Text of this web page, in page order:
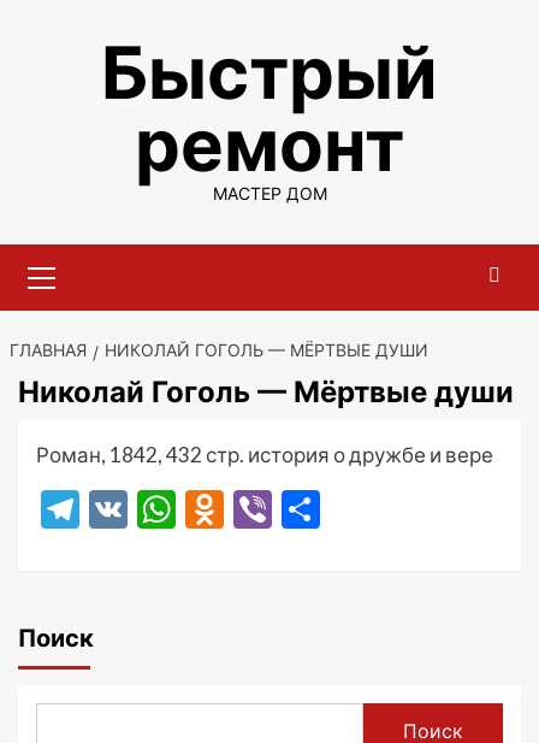
содержимомуБыстрый
ремонт
МАСТЕР ДОМ
меню
ГЛАВНАЯ НИКОЛАЙ ГОГОЛЬ — МЁРТВЫЕ ДУШИ
Николай Гоголь — Мёртвые души
Роман, 1842, 432 стр. история о дружбе и вере
Telegram
VK WhatsApp
Odnoklassniki
Viber
Поиск
Поиск